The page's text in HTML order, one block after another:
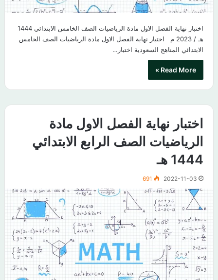
اختبار نهاية الفصل الاول مادة الرياضيات الصف الخامس الابتدائي 1444
هـ / 2023 م اختبار نهاية الفصل الاول مادة الرياضيات الصف الخامس
الابتدائي المناهج السعودية اختبار…
Read More »
اختبار نهاية الفصل الاول مادة
الرياضيات الصف الرابع الابتدائي
1444 هـ
2022-11-03
691